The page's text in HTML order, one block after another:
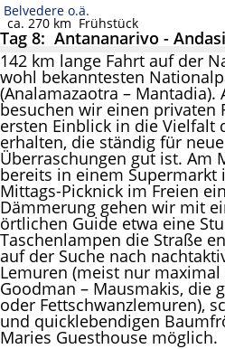
Belvedere o.ä.
ca. 270 km Frühstück
Tag 8: Antananarivo -
142 km lange Fahrt auf der
wohl bekanntesten
(Analamazaotra – Mantadia).
besuchen wir einen privaten
ersten Einblick in die Vielfalt
erhalten, die ständig für
Überraschungen gut ist. Am
bereits in einem Supermarkt
Mittags-Picknick im Freien
Dämmerung gehen wir mit
örtlichen Guide etwa eine
Taschenlampen die Straße
auf der Suche nach
Lemuren (meist nur
Goodman – Mausmakis, die
oder Fettschwanzlemuren),
und quicklebendigen
Maries Guesthouse möglich.